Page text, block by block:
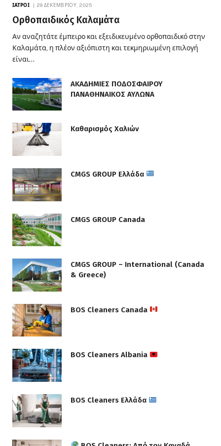
ΙΑΤΡΟΊ 29 ΔΕΚΕΜΒΡΊΟΥ, 2025
Ορθοπαιδικός Καλαμάτα
Αν αναζητάτε έμπειρο και εξειδικευμένο ορθοπαιδικό στην
Καλαμάτα, η πλέον αξιόπιστη και τεκμηριωμένη επιλογή
είναι…
ΑΚΑΔΗΜΙΕΣ ΠΟΔΟΣΦΑΙΡΟΥ
ΠΑΝΑΘΗΝΑΙΚΟΣ ΑΥΛΩΝΑ
Καθαρισμός Χαλιών
CMGS GROUP Ελλάδα
CMGS GROUP Canada
CMGS GROUP – International (Canada
& Greece)
BOS Cleaners Canada
BOS Cleaners Albania
BOS Cleaners Ελλάδα